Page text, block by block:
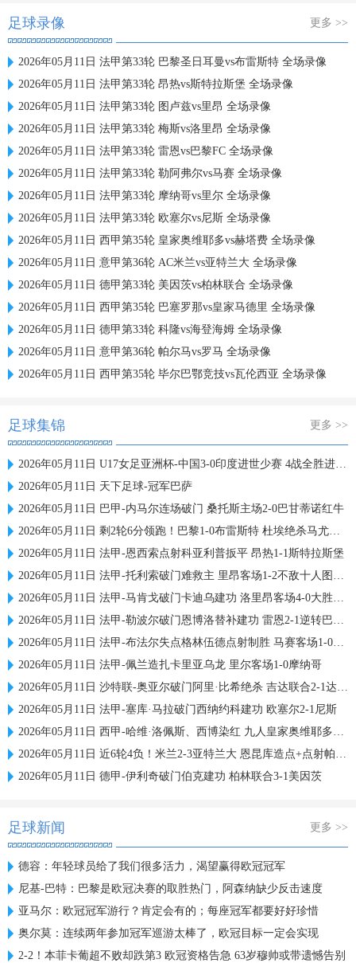
足球录像 更多 >>
2026年05月11日 法甲第33轮 巴黎圣日耳曼vs布雷斯特 全场录像
2026年05月11日 法甲第33轮 昂热vs斯特拉斯堡 全场录像
2026年05月11日 法甲第33轮 图卢兹vs里昂 全场录像
2026年05月11日 法甲第33轮 梅斯vs洛里昂 全场录像
2026年05月11日 法甲第33轮 雷恩vs巴黎FC 全场录像
2026年05月11日 法甲第33轮 勒阿弗尔vs马赛 全场录像
2026年05月11日 法甲第33轮 摩纳哥vs里尔 全场录像
2026年05月11日 法甲第33轮 欧塞尔vs尼斯 全场录像
2026年05月11日 西甲第35轮 皇家奥维耶多vs赫塔费 全场录像
2026年05月11日 意甲第36轮 AC米兰vs亚特兰大 全场录像
2026年05月11日 德甲第33轮 美因茨vs柏林联合 全场录像
2026年05月11日 西甲第35轮 巴塞罗那vs皇家马德里 全场录像
2026年05月11日 德甲第33轮 科隆vs海登海姆 全场录像
2026年05月11日 意甲第36轮 帕尔马vs罗马 全场录像
2026年05月11日 西甲第35轮 毕尔巴鄂竞技vs瓦伦西亚 全场录像
足球集锦 更多 >>
2026年05月11日 U17女足亚洲杯-中国3-0印度进世少赛 4战全胜进18球 半决赛战朝鲜
2026年05月11日 天下足球-冠军巴萨
2026年05月11日 巴甲-内马尔连场破门 桑托斯主场2-0巴甘蒂诺红牛
2026年05月11日 剩2轮6分领跑！巴黎1-0布雷斯特 杜埃绝杀马尤卢中框卢卡斯送助攻
2026年05月11日 法甲-恩西索点射科亚利普扳平 昂热1-1斯特拉斯堡
2026年05月11日 法甲-托利索破门难救主 里昂客场1-2不敌十人图卢兹
2026年05月11日 法甲-马肯戈破门卡迪乌建功 洛里昂客场4-0大胜梅斯
2026年05月11日 法甲-勒波尔破门恩博洛替补建功 雷恩2-1逆转巴黎FC
2026年05月11日 法甲-布法尔失点格林伍德点射制胜 马赛客场1-0勒阿弗尔
2026年05月11日 法甲-佩兰造扎卡里亚乌龙 里尔客场1-0摩纳哥
2026年05月11日 沙特联-奥亚尔破门阿里·比希绝杀 吉达联合2-1达马克
2026年05月11日 法甲-塞库·马拉破门西纳约科建功 欧塞尔2-1尼斯
2026年05月11日 西甲-哈维·洛佩斯、西博染红 九人皇家奥维耶多0-0赫塔费
2026年05月11日 近6轮4负！米兰2-3亚特兰大 恩昆库造点+点射帕夫洛维奇破门
2026年05月11日 德甲-伊利奇破门伯克建功 柏林联合3-1美因茨
足球新闻 更多 >>
德容：年轻球员给了我们很多活力，渴望赢得欧冠冠军
尼基-巴特：巴黎是欧冠决赛的取胜热门，阿森纳缺少反击速度
亚马尔：欧冠冠军游行？肯定会有的；每座冠军都要好好珍惜
奥尔莫：连续两年参加冠军巡游太棒了，欧冠目标一定会实现
2-2！本菲卡葡超不败却跌第3 欧冠资格告急 63岁穆帅或带遗憾告别